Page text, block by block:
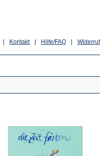
Widerruf
Hilfe/FAQ
Kontakt